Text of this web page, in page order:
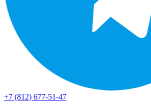
+7 (812) 677-51-47